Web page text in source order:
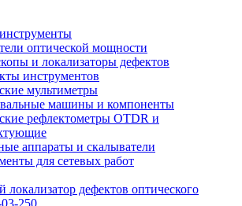
оптической мощности
и локализаторы дефектов
инструментов
мультиметры
машины и компоненты
рефлектометры OTDR и
аппараты и скалыватели
для сетевых работ